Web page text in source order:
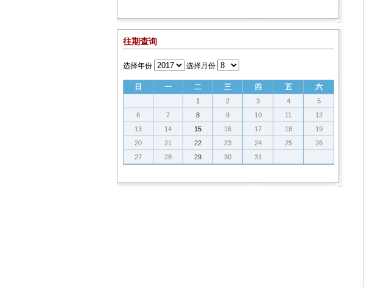
往期查询
选择年份 选择月份
日 一 二 三 四 五 六
1 2 3 4
5
6
7 8 9 10 11
12
13
14 15 16 17 18
19
20
21 22 23 24 25
26
27
28 29 30 31